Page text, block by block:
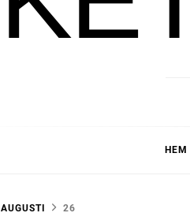
HEM
AUGUSTI 26